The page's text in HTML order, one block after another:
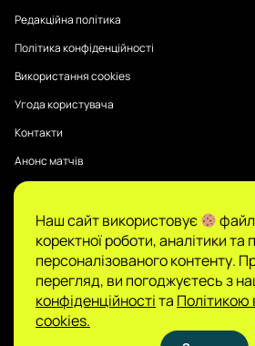
Редакційна політика
Політика конфіденційності
Використання cookies
Угода користувача
Контакти
Анонс матчів
Публікації на Sports Radar мають
Думки авторів є їхньою особистою
гарантує повної достовірності та не
за зміст.
Сайт не є організатором
приймає ставок, проте може
про гемблінг. Доступ до таких
Наш сайт використовує
коректної роботи, аналітики та
персоналізованого контенту.
перегляд, ви погоджуєтесь з
конфіденційностіта Політикою
cookies.